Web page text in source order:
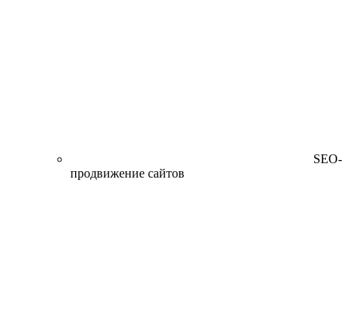
SEO-
продвижение сайтов